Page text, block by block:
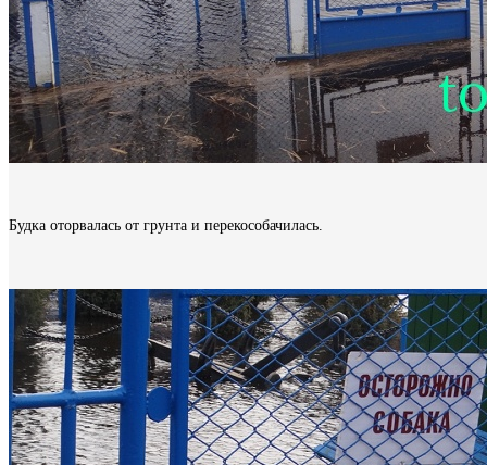
Будка оторвалась от грунта и перекособачилась.